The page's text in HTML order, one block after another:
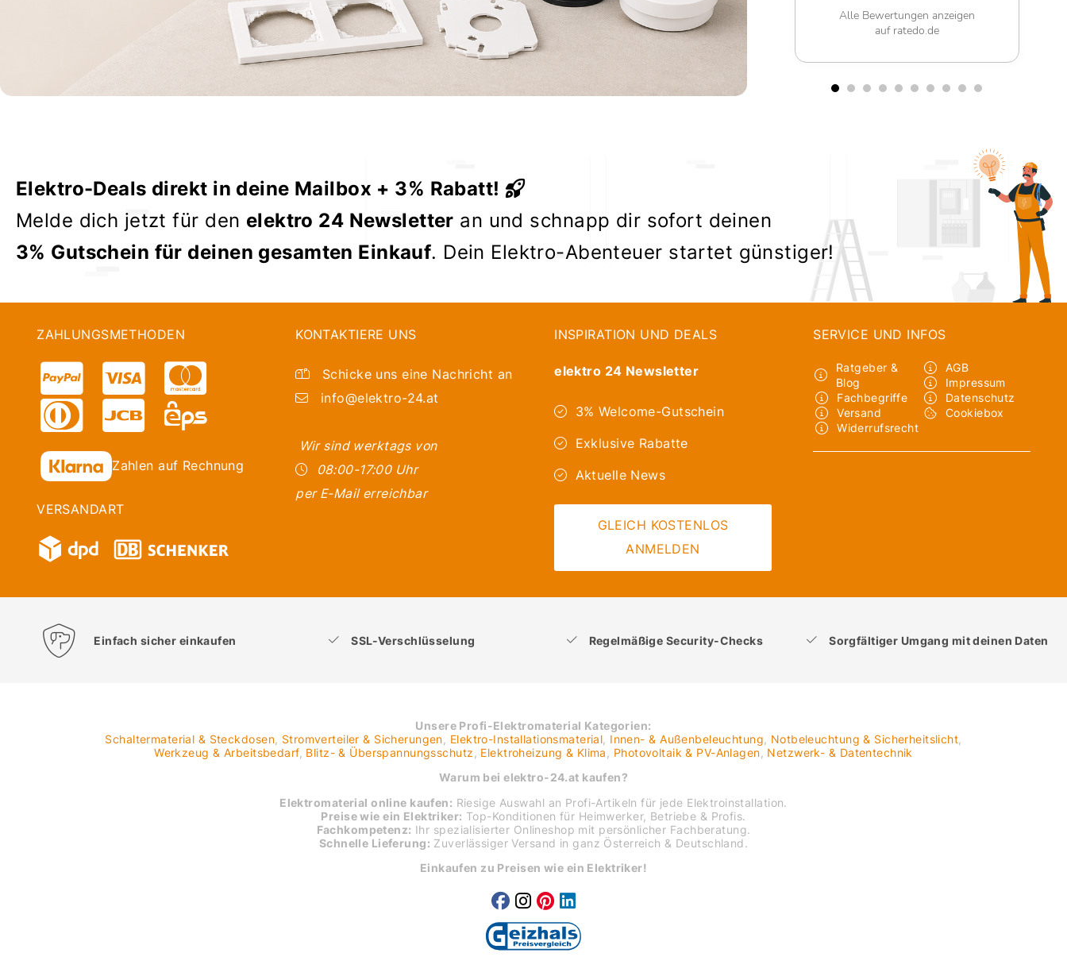
Alle Bewertungen anzeigen
auf ratedo.de
Elektro-Deals direkt in deine Mailbox + 3% Rabatt!
Melde dich jetzt für den elektro 24 Newsletter an und schnapp dir sofort deinen
3% Gutschein für deinen gesamten Einkauf. Dein Elektro-Abenteuer startet günstiger!
ZAHLUNGSMETHODEN
Zahlen auf Rechnung
VERSANDART
KONTAKTIERE UNS
Schicke uns eine Nachricht an
info@elektro-24.at
Wir sind werktags von
08:00-17:00 Uhr
per E-Mail erreichbar
INSPIRATION UND DEALS
elektro 24 Newsletter
3% Welcome-Gutschein
Exklusive Rabatte
Aktuelle News
GLEICH KOSTENLOS
ANMELDEN
SERVICE UND INFOS
Ratgeber &
Blog
Fachbegriffe
Versand
Widerrufsrecht
AGB
Impressum
Datenschutz
Cookiebox
Einfach sicher einkaufen SSL-Verschlüsselung Regelmäßige Security-Checks Sorgfältiger Umgang mit deinen Daten
Unsere Profi-Elektromaterial Kategorien:
Schaltermaterial & Steckdosen, Stromverteiler & Sicherungen Elektro-Installationsmaterial Innen- & Außenbeleuchtung Notbeleuchtung & Sicherheitslicht
Werkzeug & Arbeitsbedarf, Blitz- & Überspannungsschutz Elektroheizung & Klima Photovoltaik & PV-Anlagen Netzwerk- & Datentechnik
Warum bei elektro-24.at kaufen?
Elektromaterial online kaufen: Riesige Auswahl an Profi-Artikeln für jede Elektroinstallation.
Preise wie ein Elektriker: Top-Konditionen für Heimwerker, Betriebe & Profis.
Fachkompetenz: Ihr spezialisierter Onlineshop mit persönlicher Fachberatung.
Schnelle Lieferung: Zuverlässiger Versand in ganz Österreich & Deutschland.
Einkaufen zu Preisen wie ein Elektriker!